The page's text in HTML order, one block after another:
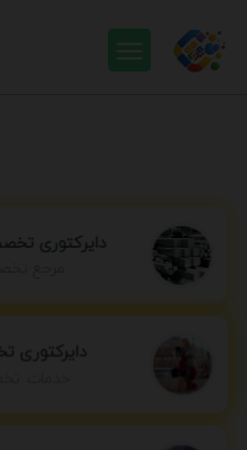
دایرکتوری
مرجع
دایرکتوری